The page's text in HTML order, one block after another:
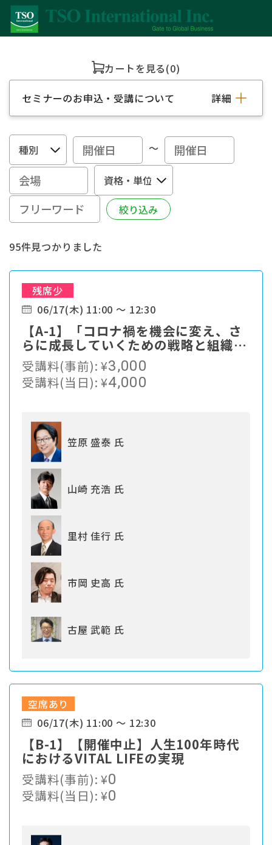
カートを見る(0)
セミナーのお申込・受講について 詳細
～
95件見つかりました
残席少
06/17(木) 11:00 ～ 12:30
【A-1】「コロナ禍を機会に変え、さ
らに成長していくための戦略と組織づ
くり」
受講料(事前):¥3,000
受講料(当日):¥4,000
笠原 盛泰 氏
山崎 充浩 氏
里村 佳行 氏
市岡 史高 氏
古屋 武範 氏
空席あり
06/17(木) 11:00 ～ 12:30
【B-1】【開催中止】人生100年時代
におけるVITAL LIFEの実現
受講料(事前):¥0
受講料(当日):¥0